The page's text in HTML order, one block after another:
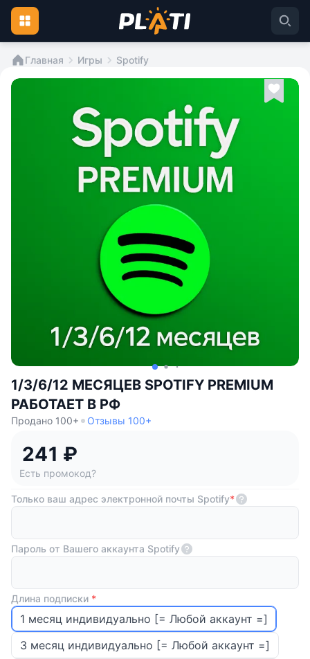
Главная Игры Spotify
1/3/6/12 МЕСЯЦЕВ SPOTIFY PREMIUM
РАБОТАЕТ В РФ
Продано 100+ Отзывы 100+
241 ₽
Есть промокод?
Только ваш адрес электронной почты Spotify*
Пароль от Вашего аккаунта Spotify
Длина подписки *
1 месяц индивидуально [= Любой аккаунт =]
3 месяц индивидуально [= Любой аккаунт =]